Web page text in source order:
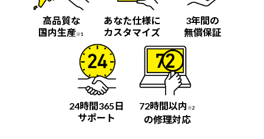
高品質な
国内生産※1
あなた仕様に
カスタマイズ
3年間の
無償保証
24時間365日
サポート
72時間以内 ※2
の修理対応